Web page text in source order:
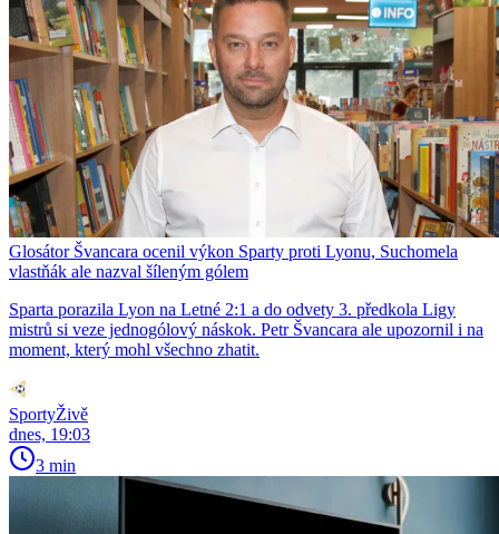
Glosátor Švancara ocenil výkon Sparty proti Lyonu, Suchomela
vlastňák ale nazval šíleným gólem
Sparta porazila Lyon na Letné 2:1 a do odvety 3. předkola Ligy
mistrů si veze jednogólový náskok. Petr Švancara ale upozornil i na
moment, který mohl všechno zhatit.
SportyŽivě
dnes, 19:03
3 min